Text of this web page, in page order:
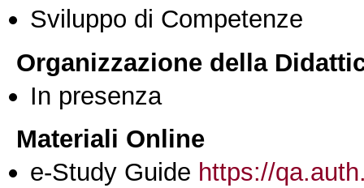
Sviluppo di Competenze
Organizzazione della
In presenza
Materiali Online
e-Study Guide https://